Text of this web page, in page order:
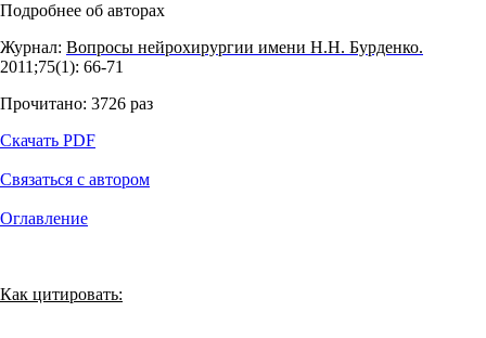
Подробнее об авторах
Журнал: Вопросы нейрохирургии имени Н.Н. Бурденко.
2011;75(1): 66‑71
Прочитано: 3726 раз
Скачать PDF
Связаться с автором
Оглавление
Как цитировать: